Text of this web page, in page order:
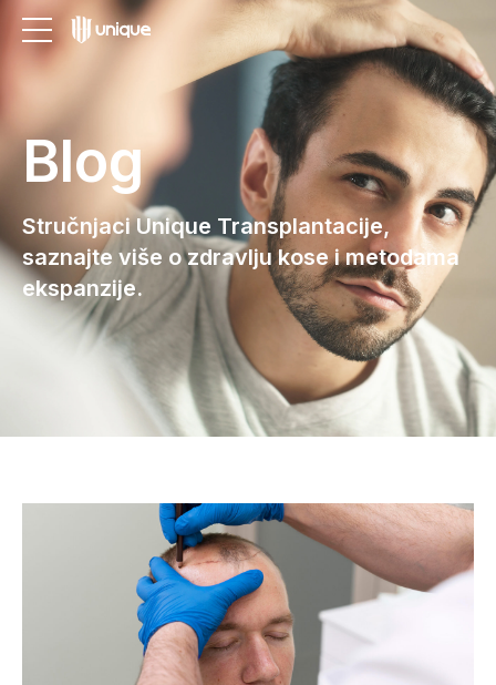
Blog
Stručnjaci Unique Transplantacije,
saznajte više o zdravlju kose i metodama
ekspanzije.